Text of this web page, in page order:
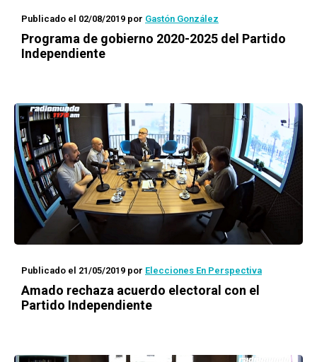
Publicado el 02/08/2019 por Gastón González
Programa de gobierno 2020-2025 del Partido
Independiente
Publicado el 21/05/2019 por Elecciones En Perspectiva
Amado rechaza acuerdo electoral con el
Partido Independiente